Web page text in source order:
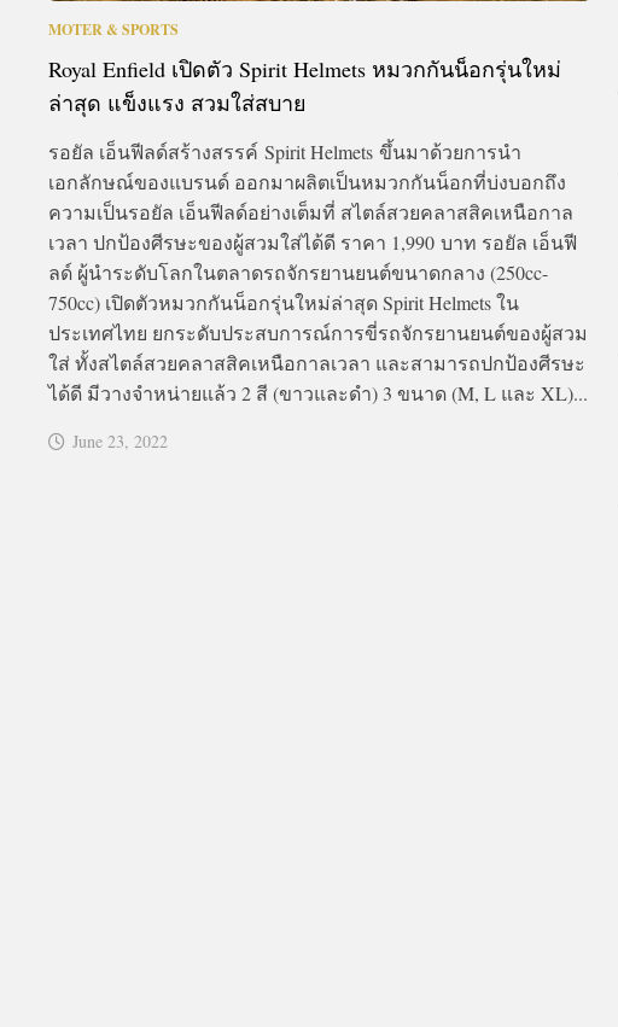
MOTER & SPORTS
Royal Enfield เปิดตัว Spirit Helmets หมวกกันน็อกรุ่นใหม่
ล่าสุด แข็งแรง สวมใส่สบาย
รอยัล เอ็นฟีลด์สร้างสรรค์ Spirit Helmets ขึ้นมาด้วยการนำ
เอกลักษณ์ของแบรนด์ ออกมาผลิตเป็นหมวกกันน็อกที่บ่งบอกถึง
ความเป็นรอยัล เอ็นฟีลด์อย่างเต็มที่ สไตล์สวยคลาสสิคเหนือกาล
เวลา ปกป้องศีรษะของผู้สวมใส่ได้ดี ราคา 1,990 บาท รอยัล เอ็นฟี
ลด์ ผู้นำระดับโลกในตลาดรถจักรยานยนต์ขนาดกลาง (250cc-
750cc) เปิดตัวหมวกกันน็อกรุ่นใหม่ล่าสุด Spirit Helmets ใน
ประเทศไทย ยกระดับประสบการณ์การขี่รถจักรยานยนต์ของผู้สวม
ใส่ ทั้งสไตล์สวยคลาสสิคเหนือกาลเวลา และสามารถปกป้องศีรษะ
ได้ดี มีวางจำหน่ายแล้ว 2 สี (ขาวและดำ) 3 ขนาด (M, L และ XL)...
June 23, 2022